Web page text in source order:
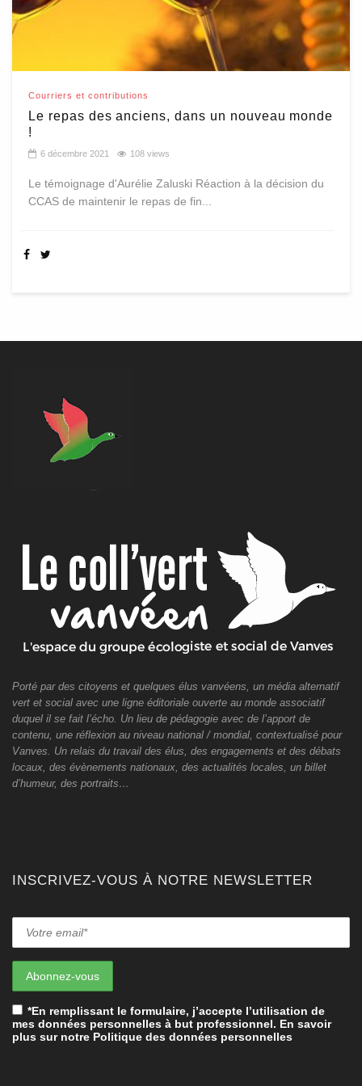
Courriers et contributions
Le repas des anciens, dans un nouveau monde
!
6 décembre 2021 108 views
Le témoignage d'Aurélie Zaluski Réaction à la décision du
CCAS de maintenir le repas de fin...
Porté par des citoyens et quelques élus vanvéens, un média alternatif
vert et social avec une ligne éditoriale ouverte au monde associatif
duquel il se fait l’écho. Un lieu de pédagogie avec de l’apport de
contenu, une réflexion au niveau national / mondial, contextualisé pour
Vanves. Un relais du travail des élus, des engagements et des débats
locaux, des évènements nationaux, des actualités locales, un billet
d’humeur, des portraits…
INSCRIVEZ-VOUS À NOTRE NEWSLETTER
*En remplissant le formulaire, j’accepte l’utilisation de
mes données personnelles à but professionnel. En savoir
plus sur notre Politique des données personnelles